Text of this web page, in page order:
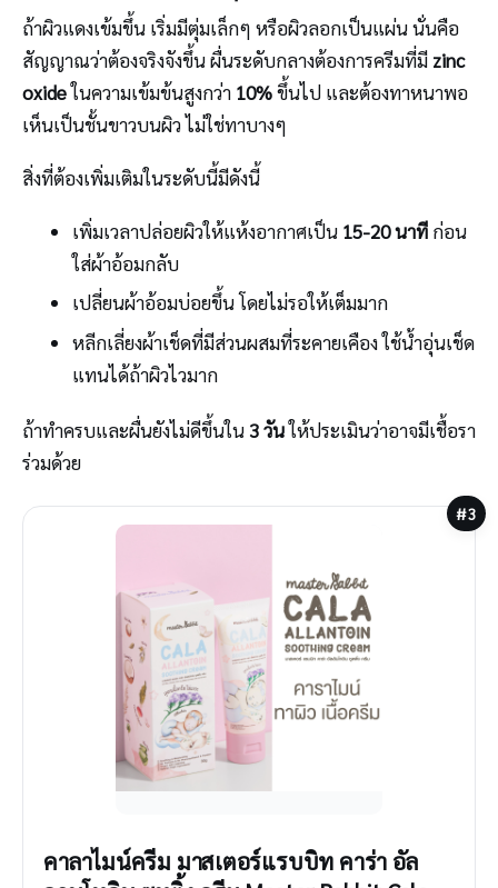
ถ้าผิวแดงเข้มขึ้น เริ่มมีตุ่มเล็กๆ หรือผิวลอกเป็นแผ่น นั่นคือ
สัญญาณว่าต้องจริงจังขึ้น ผื่นระดับกลางต้องการครีมที่มี zinc
oxideในความเข้มข้นสูงกว่า 10%ขึ้นไป และต้องทาหนาพอ
เห็นเป็นชั้นขาวบนผิว ไม่ใช่ทาบางๆ
สิ่งที่ต้องเพิ่มเติมในระดับนี้มีดังนี้
เพิ่มเวลาปล่อยผิวให้แห้งอากาศเป็น 15-20 นาทีก่อน
ใส่ผ้าอ้อมกลับ
เปลี่ยนผ้าอ้อมบ่อยขึ้น โดยไม่รอให้เต็มมาก
หลีกเลี่ยงผ้าเช็ดที่มีส่วนผสมที่ระคายเคือง ใช้น้ำอุ่นเช็ด
แทนได้ถ้าผิวไวมาก
ถ้าทำครบและผื่นยังไม่ดีขึ้นใน 3 วันให้ประเมินว่าอาจมีเชื้อรา
ร่วมด้วย
#3
คาลาไมน์ครีม มาสเตอร์แรบบิท คาร่า อัล